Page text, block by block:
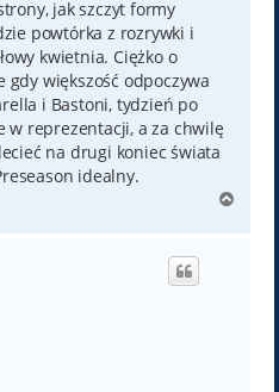
jak szczyt formy
powtórka z rozrywki i
kwietnia. Ciężko o
większość odpoczywa
i Bastoni, tydzień po
w reprezentacji, a za chwilę
na drugi koniec świata
idealny.
g